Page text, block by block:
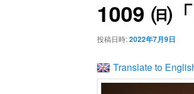
コ
ン
テ
ゲ
ー
シ
ン
1009 ㈰
投稿日時:2022年7月9日
Translate to